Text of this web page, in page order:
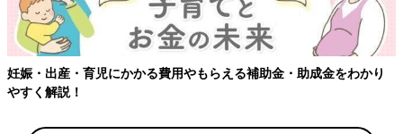
妊娠・出産・育児にかかる費用やもらえる補助金・助成金をわかり
やすく解説！